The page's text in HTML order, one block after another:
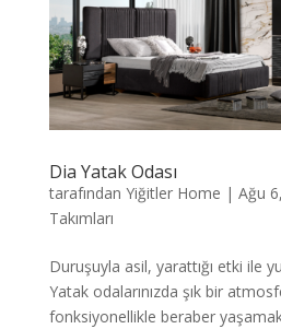
Dia Yatak Odası
tarafından Yiğitler Home | Ağu
Takımları
Duruşuyla asil, yarattığı etki ile
Yatak odalarınızda şık bir
fonksiyonellikle beraber